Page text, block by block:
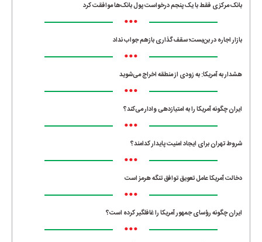
بانک مرکزی فقط با یک‌ پنجم درخواست پول بانک‌ها موافقت کرد
•••
بازار اجاره در بن‌بست؛ سقف‌گذاری بازهم جواب نداد
•••
هشدار به آمریکا: به زودی از منطقه اخراج می‌شوید
•••
ایران چگونه آمریکا را به امتیازدهی وادار می‌کند؟
•••
شروط تهران برای ایجاد امنیت پایدار کدامند؟
•••
دخالت آمریکا عامل تعویق توافق تنگه هرمز است
•••
ایران چگونه رؤسای جمهور آمریکا را غافلگیر کرده است؟
•••